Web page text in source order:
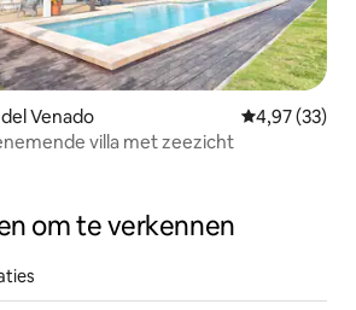
del Venado Gemiddelde
4,97 (33)
villa met zeezicht
om te verkennen